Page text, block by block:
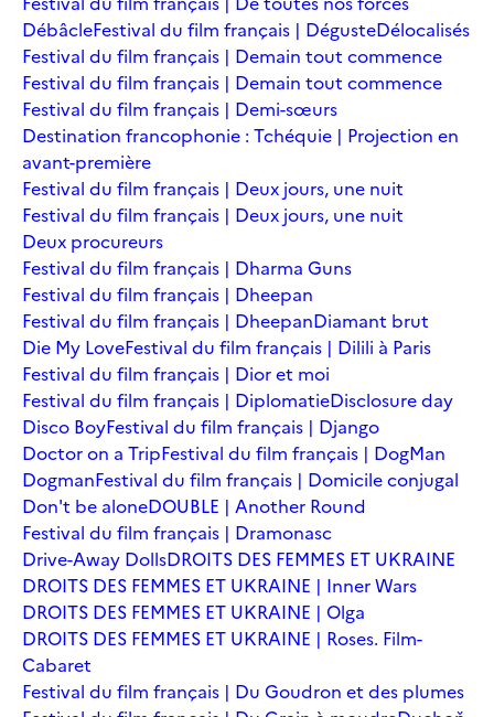
DébâcleFestival du film français | DégusteDélocalisés
Festival du film français | Demain tout commence
Festival du film français | Demain tout commence
Festival du film français | Demi-sœurs
Destination francophonie : Tchéquie | Projection en
avant-première
Festival du film français | Deux jours, une nuit
Festival du film français | Deux jours, une nuit
Deux procureurs
Festival du film français | Dharma Guns
Festival du film français | Dheepan
Festival du film français | DheepanDiamant brut
Die My LoveFestival du film français | Dilili à Paris
Festival du film français | Dior et moi
Festival du film français | DiplomatieDisclosure day
Disco BoyFestival du film français | Django
Doctor on a TripFestival du film français | DogMan
DogmanFestival du film français | Domicile conjugal
Don't be aloneDOUBLE | Another Round
Festival du film français | Dramonasc
Drive-Away DollsDROITS DES FEMMES ET UKRAINE
DROITS DES FEMMES ET UKRAINE | Inner Wars
DROITS DES FEMMES ET UKRAINE | Olga
DROITS DES FEMMES ET UKRAINE | Roses. Film-
Cabaret
Festival du film français | Du Goudron et des plumes